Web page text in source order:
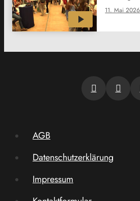
11. Mai 2026
AGB
Datenschutzerklärung
Impressum